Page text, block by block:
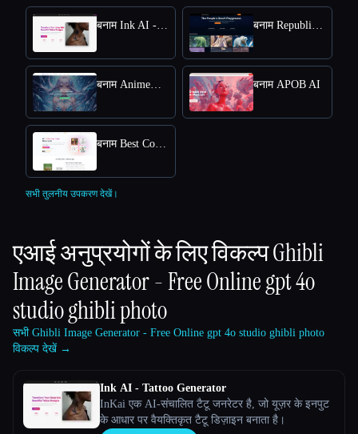
बनाम Ink AI - Tattoo Generator बनाम Republiclabs.ai
बनाम AnimeGenius बनाम APOB AI
बनाम Best Coloring Pages AI
सभी तुलनीय उपकरण देखें।
एआई अनुप्रयोगों के लिए विकल्पGhibli
Image Generator - Free Online gpt 4o
studio ghibli photo
सभी Ghibli Image Generator - Free Online gpt 4o studio ghibli photo
विकल्प देखें →
Ink AI - Tattoo Generator
InKai एक AI-संचालित टैटू जनरेटर है, जो यूज़र के इनपुट
के आधार पर वैयक्तिकृत टैटू डिज़ाइन बनाता है।